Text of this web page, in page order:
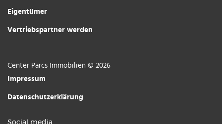
Eigentümer
Vertriebspartner werden
Center Parcs Immobilien © 2026
Impressum
Datenschutzerklärung
Social media